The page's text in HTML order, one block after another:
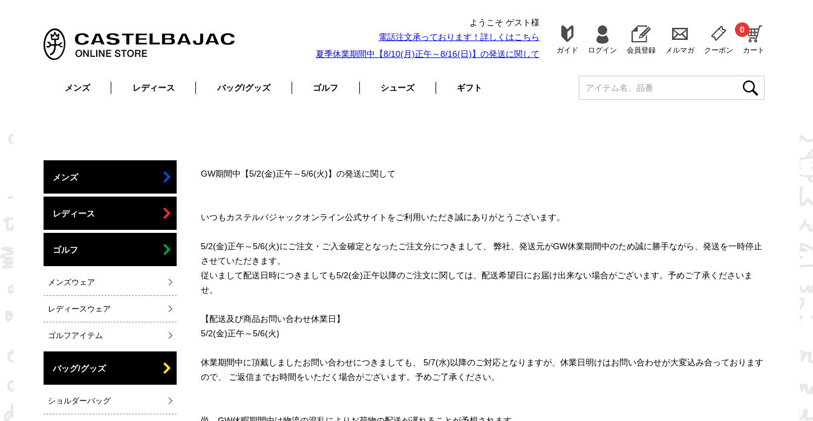
ようこそ ゲスト様
電話注文承っております！詳しくはこちら
夏季休業期間中【8/10(月)正午～8/16(日)】の発送に関して
ガイド ログイン 会員登録 メルマガ クーポン カート
0
メンズ
ボトムス
バッグ
レディース
小物
バッグ
バッグ/グッズ
セカンド・クラッチバッグ
ビジネス・トートバッグ
靴
ゴルフ
ゴルフアイテム
シューズ ギフト
メンズ
レディース
ゴルフ
メンズウェア
レディースウェア
ゴルフアイテム
バッグ/グッズ
ショルダーバッグ
GW期間中【5/2(金)正午～5/6(火)】の発送に関して
いつもカステルバジャックオンライン公式サイトをご利用いただき誠にありがとうございます。
5/2(金)正午～5/6(火)にご注文・ご入金確定となったご注文分につきまして、 弊社、発送元がGW休業期間中のため誠に勝手ながら、発送を一時停止
させていただきます。
従いまして配送日時につきましても5/2(金)正午以降のご注文に関しては、配送希望日にお届け出来ない場合がございます。予めご了承くださいま
せ。
【配送及び商品お問い合わせ休業日】
5/2(金)正午～5/6(火)
休業期間中に頂戴しましたお問い合わせにつきましても、 5/7(水)以降のご対応となりますが、休業日明けはお問い合わせが大変込み合っております
ので、 ご返信までお時間をいただく場合がございます。予めご了承ください。